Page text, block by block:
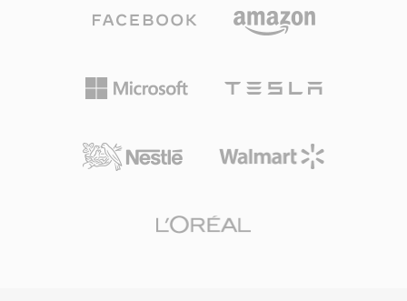
を、音声と映像の合計で最大9.8 Mbpsのビット
レートでサポートしています。映像、マルチトラ
プログラムストリームに統合することで、VOB
ションとなりました。ストリーミングや新しいデ
ィスクフォーマットが新規コンテンツではDVD
ンテンツの膨大なライブラリへのアクセスに引き
を、ストリーミング配信に最適化された軽量なプ
な強みは、どこにでもインストールされていた
Flash Playerプラグインを通じて、異なるオペレ
再生を提供し、当時Web動画を悩ませていたフ
てタグ付きデータパケットで構成され、高速シー